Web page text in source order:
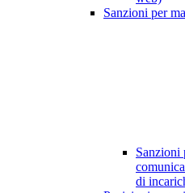
Sanzioni per
Sanzioni
di